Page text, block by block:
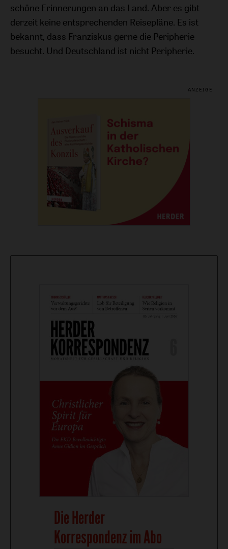
schöne Erinnerungen an das Land. Aber es gibt
derzeit keine entsprechenden Reisepläne. Es ist
bekannt, dass Franziskus gerne die Peripherie
besucht. Und Deutschland ist nicht Peripherie.
Die Herder
Korrespondenz im Abo